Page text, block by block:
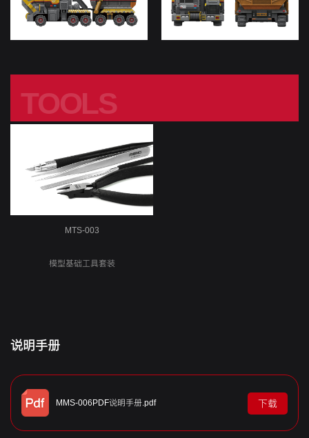
TOOLS
MTS-003
模型基础工具套装
说明手册
下载
MMS-006PDF说明手册.pdf